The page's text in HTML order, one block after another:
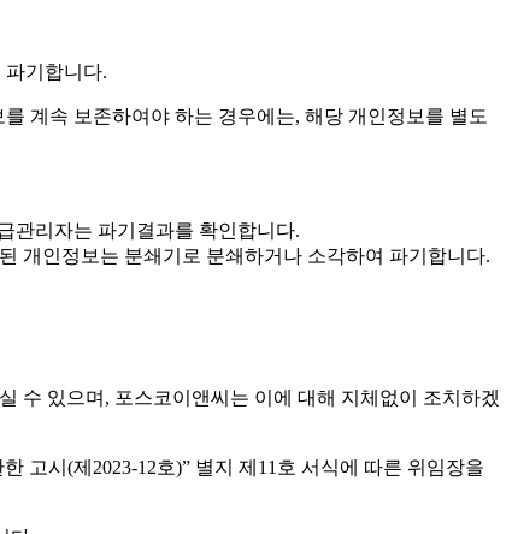
기합니다.
계속 보존하여야 하는 경우에는, 해당 개인정보를 별도
관리자는 파기결과를 확인합니다.
개인정보는 분쇄기로 분쇄하거나 소각하여 파기합니다.
수 있으며, 포스코이앤씨는 이에 대해 지체없이 조치하겠
고시(제2023-12호)” 별지 제11호 서식에 따른 위임장을